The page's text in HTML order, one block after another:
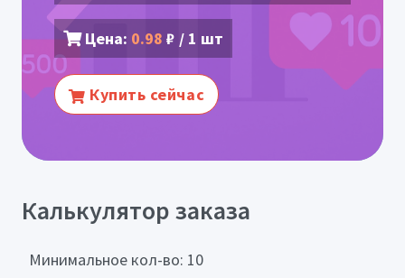
Цена: 0.98 ₽ / 1 шт
Купить сейчас
Калькулятор заказа
Минимальное кол-во: 10